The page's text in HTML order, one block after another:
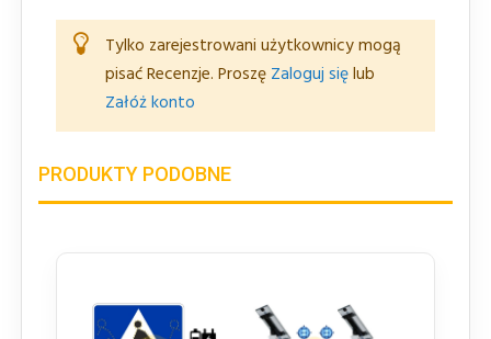
Tylko zarejestrowani użytkownicy mogą
pisać Recenzje. Proszę Zaloguj sięlub
Załóż konto
PRODUKTY PODOBNE